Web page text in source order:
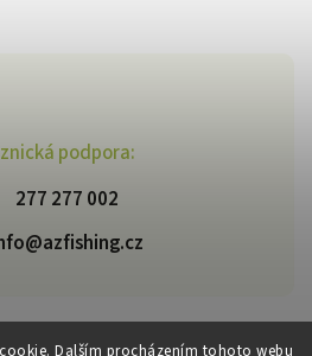
Dalším procházením tohoto webu
podpora:
277 277 002